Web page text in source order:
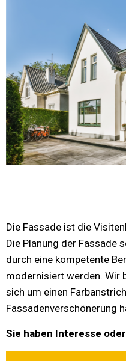
Die Fassade ist die
Die Planung der Fassade
durch eine kompetente
modernisiert werden. Wir
sich um einen
Fassadenverschönerung
Sie haben Interesse